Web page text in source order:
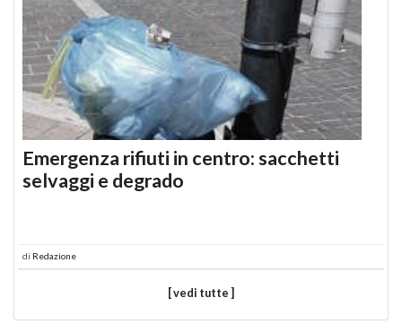
Emergenza rifiuti in centro: sacchetti
selvaggi e degrado
di Redazione
[ vedi tutte ]